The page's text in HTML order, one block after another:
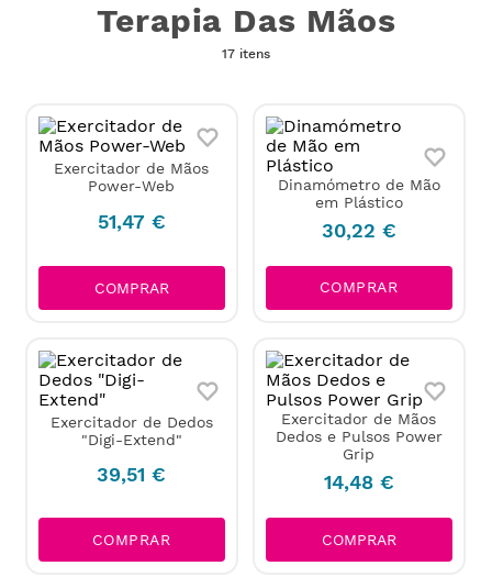
Terapia Das Mãos
17 itens
Exercitador de Mãos
Power-Web
51,47 €
COMPRAR
Dinamómetro de Mão
em Plástico
30,22 €
COMPRAR
Exercitador de Dedos
"Digi-Extend"
39,51 €
COMPRAR
Exercitador de Mãos
Dedos e Pulsos Power
Grip
14,48 €
COMPRAR